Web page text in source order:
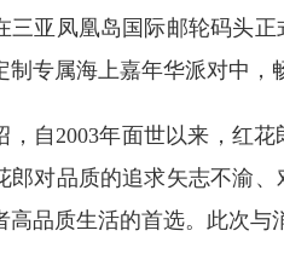
三亚凤凰岛国际邮轮码头
制专属海上嘉年华派对中，
，自2003年面世以来，红
郎对品质的追求矢志不渝
高品质生活的首选。此次与